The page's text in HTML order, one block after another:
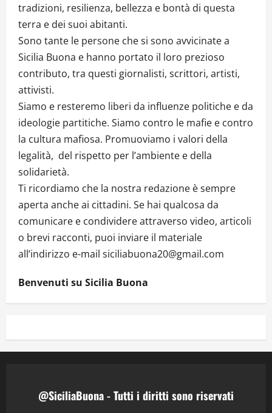
tradizioni, resilienza, bellezza e bontà di questa
terra e dei suoi abitanti.
Sono tante le persone che si sono avvicinate a
Sicilia Buona e hanno portato il loro prezioso
contributo, tra questi giornalisti, scrittori, artisti,
attivisti.
Siamo e resteremo liberi da influenze politiche e da
ideologie partitiche. Siamo contro le mafie e contro
la cultura mafiosa. Promuoviamo i valori della
legalità, del rispetto per l’ambiente e della
solidarietà.
Ti ricordiamo che la nostra redazione è sempre
aperta anche ai cittadini. Se hai qualcosa da
comunicare e condividere attraverso video, articoli
o brevi racconti, puoi inviare il materiale
all’indirizzo e-mail siciliabuona20@gmail.com
Benvenuti su Sicilia Buona
@SiciliaBuona - Tutti i diritti sono riservati